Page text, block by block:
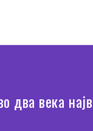
два века